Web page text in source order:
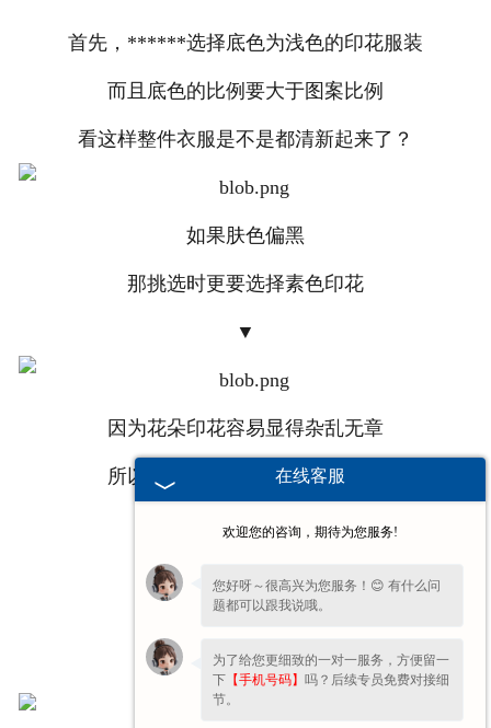
首先，******选择底色为浅色的印花服装
而且底色的比例要大于图案比例
看这样整件衣服是不是都清新起来了？
如果肤色偏黑
那挑选时更要选择素色印花
▼
因为花朵印花容易显得杂乱无章
所以******的搭配就是白裤子啦
极简的白裤子不哗众取宠
▼
在线客服
欢迎您的咨询，期待为您服务!
您好呀～很高兴为您服务！😊 有什么问
题都可以跟我说哦。
为了给您更细致的一对一服务，方便留一
下 【手机号码】 吗？后续专员免费对接细
节。